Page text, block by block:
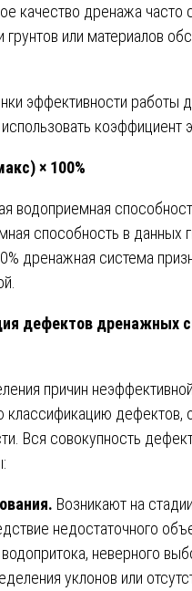
качество дренажа часто
или материалов
эффективности работы
коэффициент
× 100%
водоприемная
способность в данных
дренажная система
дефектов дренажных
причин
классификацию дефектов,
Вся совокупность
Возникают на
недостаточного
неверного
уклонов или